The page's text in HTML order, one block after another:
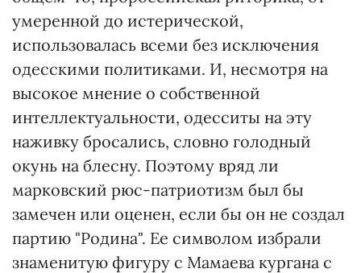
умеренной до истерической,
использовалась всеми без исключения
одесскими политиками. И, несмотря на
высокое мнение о собственной
интеллектуальности, одесситы на эту
наживку бросались, словно голодный
окунь на блесну. Поэтому вряд ли
марковский рюс-патриотизм был бы
замечен или оценен, если бы он не создал
партию "Родина". Ее символом избрали
знаменитую фигуру с Мамаева кургана с